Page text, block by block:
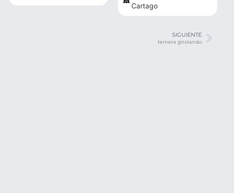
Cartago
SIGUIENTE
ternera girolando